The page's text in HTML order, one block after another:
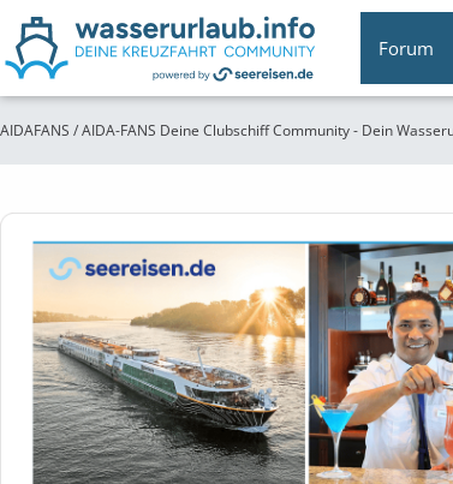
Forum
AIDAFANS / AIDA-FANS Deine Clubschiff Community - Dein